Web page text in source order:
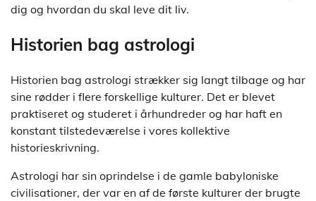
dig og hvordan du skal leve dit liv.
Historien bag astrologi
Historien bag astrologi strækker sig langt tilbage og har
sine rødder i flere forskellige kulturer. Det er blevet
praktiseret og studeret i århundreder og har haft en
konstant tilstedeværelse i vores kollektive
historieskrivning.
Astrologi har sin oprindelse i de gamle babyloniske
civilisationer, der var en af de første kulturer der brugte